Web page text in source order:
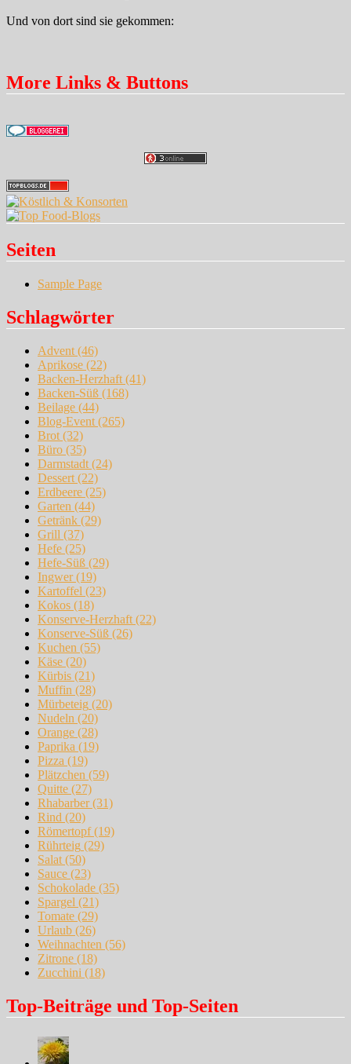
Und von dort sind sie gekommen:
More Links & Buttons
Seiten
Sample Page
Schlagwörter
Advent(46)
Aprikose (22)
Backen-Herzhaft(41)
Backen-Süß (168)
Beilage (44)
Blog-Event(265)
Brot(32)
Büro (35)
Darmstadt(24)
Dessert(22)
Erdbeere (25)
Garten (44)
Getränk (29)
Grill (37)
Hefe (25)
Hefe-Süß (29)
Ingwer(19)
Kartoffel (23)
Kokos (18)
Konserve-Herzhaft(22)
Konserve-Süß (26)
Kuchen (55)
Käse (20)
Kürbis (21)
Muffin (28)
Mürbeteig (20)
Nudeln (20)
Orange (28)
Paprika (19)
Pizza (19)
Plätzchen (59)
Quitte (27)
Rhabarber(31)
Rind (20)
Römertopf(19)
Rührteig (29)
Salat(50)
Sauce (23)
Schokolade (35)
Spargel (21)
Tomate (29)
Urlaub (26)
Weihnachten (56)
Zitrone (18)
Zucchini (18)
Top-Beiträge und Top-Seiten